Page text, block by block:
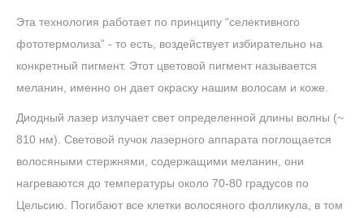
Эта технология работает по принципу “селективного
фототермолиза” - то есть, воздействует избирательно на
конкретный пигмент. Этот цветовой пигмент называется
меланин, именно он дает окраску нашим волосам и коже.
Диодный лазер излучает свет определенной длины волны (~
810 нм). Световой пучок лазерного аппарата поглощается
волосяными стержнями, содержащими меланин, они
нагреваются до температуры около 70-80 градусов по
Цельсию. Погибают все клетки волосяного фолликула, в том